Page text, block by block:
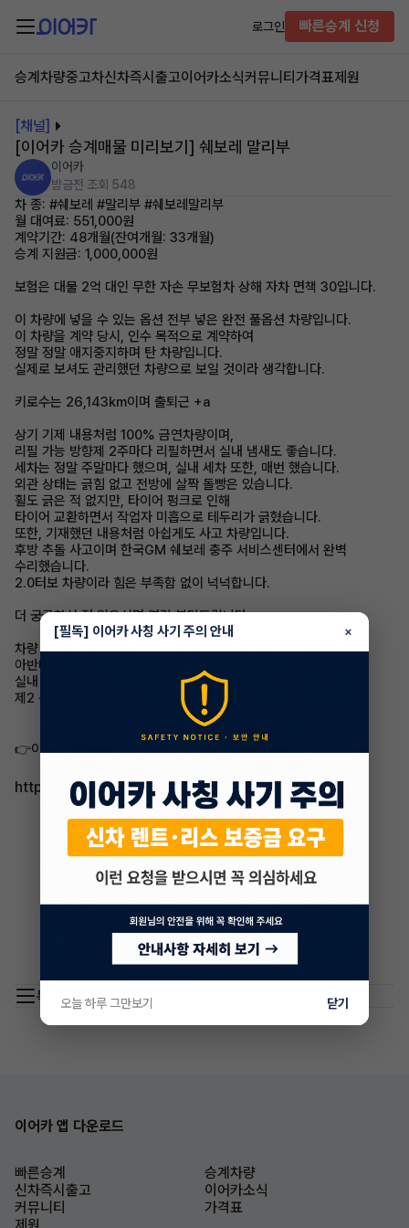
로그인 빠른승계 신청
승계차량중고차신차즉시출고이어카소식커뮤니티 가격표제원
[채널]
[이어카 승계매물 미리보기] 쉐보레 말리부
이어카
방금전 조회 548
차 종: #쉐보레 #말리부 #쉐보레말리부
월 대여료: 551,000원
계약기간: 48개월(잔여개월: 33개월)
승계 지원금: 1,000,000원
보험은 대물 2억 대인 무한 자손 무보험차 상해 자차 면책 30입니다.
이 차량에 넣을 수 있는 옵션 전부 넣은 완전 풀옵션 차량입니다.
이 차량을 계약 당시, 인수 목적으로 계약하여
정말 정말 애지중지하며 탄 차량입니다.
실제로 보셔도 관리했던 차량으로 보일 것이라 생각합니다.
키로수는 26,143km이며 출퇴근 +a
상기 기제 내용처럼 100% 금연차량이며,
리필 가능 방향제 2주마다 리필하면서 실내 냄새도 좋습니다.
세차는 정말 주말마다 했으며, 실내 세차 또한, 매번 했습니다.
외관 상태는 긁힘 없고 전방에 살짝 돌빵은 있습니다.
휠도 긁은 적 없지만, 타이어 펑크로 인해
타이어 교환하면서 작업자 미흡으로 테두리가 긁혔습니다.
또한, 기재했던 내용처럼 아쉽게도 사고 차량입니다.
후방 추돌 사고이며 한국GM 쉐보레 충주 서비스센터에서 완벽
수리했습니다.
2.0터보 차량이라 힘은 부족함 없이 넉넉합니다.
더 궁금하신 점 있으시면 연락 부탁드립니다.
차량 승계 이유는 나이에 맞는 차를 타고자 합니다.
아반떼 CN7 인스퍼레이션 17인치 썬루프 환영
실내 모던 그레이 컬러로 맞승계도 가능합니다.
제2 운전자는 죄송하지만, 사양합니다.
👉이어카에서 자세히 보기
http://go.eacar.co.kr/61654898affcb
목록 이동
이어카 앱 다운로드
빠른승계
승계차량
신차즉시출고
이어카소식
커뮤니티
가격표
[필독] 이어카 사칭 사기 주의 안내 ×
오늘 하루 그만보기 닫기